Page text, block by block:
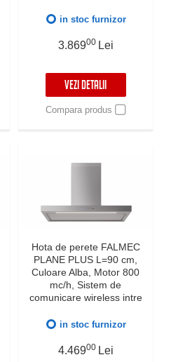
Touch Control, Iluminare
ani, Fabricatie Italia
in stoc furnizor
3.86900 Lei
VEZI DETALII
Compara produs
Hota de perete FALMEC
PLANE PLUS L=90 cm,
Culoare Alba, Motor 800
mc/h, Sistem de
comunicare wireless intre
Aspiratie perimetrala,
Dynamic Control
in stoc furnizor
4.46900 Lei